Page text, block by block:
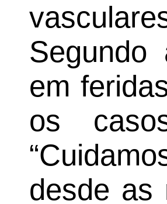
Segundo
em
os
desde as